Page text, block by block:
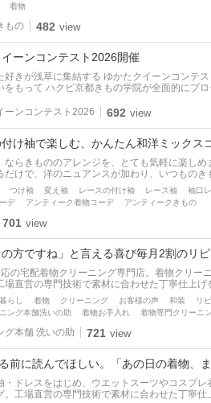
着物
もの 482 view
ーンコンテスト2026開催
好きが浅草に集結する ゆかたクイーンコンテ
をもって ハクビ京都きもの学院が全面的にプ
ーンコンテスト2026 692 view
付け袖で楽しむ、かんたん和洋ミックス
ならきもののアレンジを、とても気軽に楽し
だけで、洋のニュアンスが加わり、いつもの
つけ袖 変え袖 レースの付け袖 レース袖 袖口
デ
アンティーク着物コーデ アンティークきもの
701 view
の方ですね」と言える喜び毎月2割のリ
の宅配着物クリーニング専門店。着物クリー
場直営の専門技術で素材に合わせた丁寧仕上
らし 着物 クリーニング お客様の声 和装 リ
ング本舗洗いの助
着物お手入れ 着物専門クリーニ
グ本舗 洗いの助 721 view
前に読んでほしい。「あの日の着物、
・ドレスをはじめ、ウエットスーツやコスプ
。工場直営の専門技術で素材に合わせた丁寧